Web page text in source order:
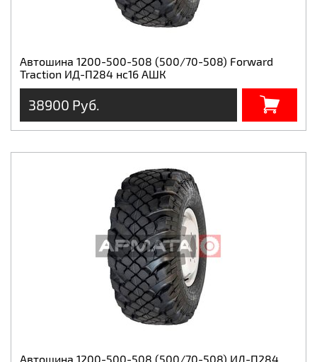
Автошина 1200-500-508 (500/70-508) Forward
Traction ИД-П284 нс16 АШК
38900 Руб.
Автошина 1200-500-508 (500/70-508) ИД-П284